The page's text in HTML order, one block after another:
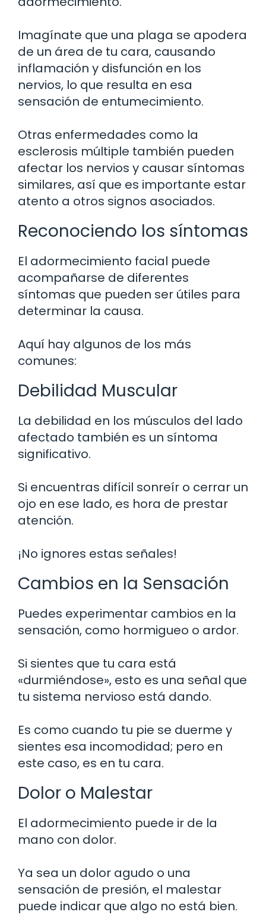
Imagínate que una plaga se apodera
de un área de tu cara, causando
inflamación y disfunción en los
nervios, lo que resulta en esa
sensación de entumecimiento.
Otras enfermedades como la
esclerosis múltiple también pueden
afectar los nervios y causar síntomas
similares, así que es importante estar
atento a otros signos asociados.
Reconociendo los síntomas
El adormecimiento facial puede
acompañarse de diferentes
síntomas que pueden ser útiles para
determinar la causa.
Aquí hay algunos de los más
comunes:
Debilidad Muscular
La debilidad en los músculos del lado
afectado también es un síntoma
significativo.
Si encuentras difícil sonreír o cerrar un
ojo en ese lado, es hora de prestar
atención.
¡No ignores estas señales!
Cambios en la Sensación
Puedes experimentar cambios en la
sensación, como hormigueo o ardor.
Si sientes que tu cara está
«durmiéndose», esto es una señal que
tu sistema nervioso está dando.
Es como cuando tu pie se duerme y
sientes esa incomodidad; pero en
este caso, es en tu cara.
Dolor o Malestar
El adormecimiento puede ir de la
mano con dolor.
Ya sea un dolor agudo o una
sensación de presión, el malestar
puede indicar que algo no está bien.